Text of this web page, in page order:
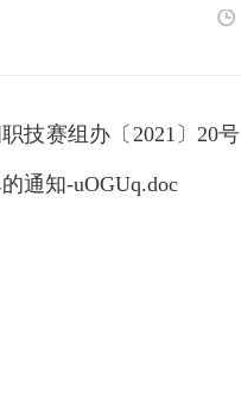
技赛组办〔2021〕20
通知-uOGUq.doc